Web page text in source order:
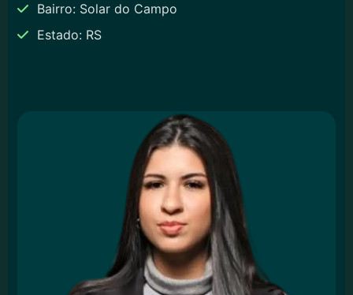
Bairro: Solar do Campo
Estado: RS